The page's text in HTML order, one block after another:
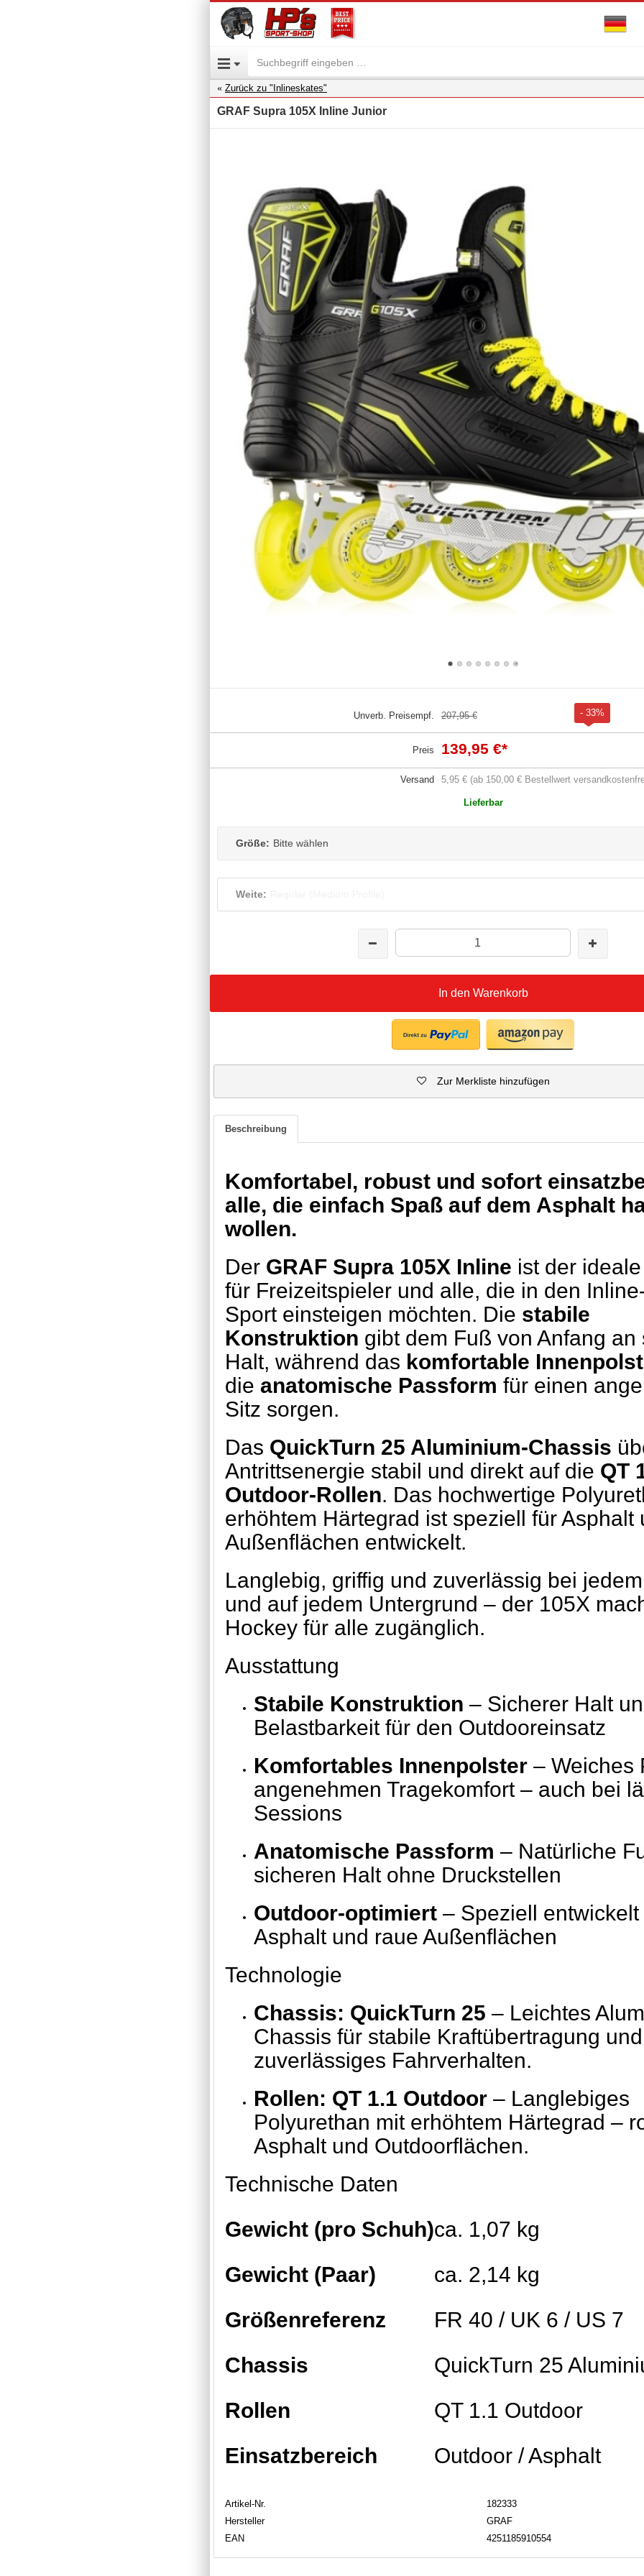
Zurück zu "Inlineskates"
GRAF Supra 105X Inline Junior
Unverb. Preisempf. 207,95 € - 33%
Preis 139,95 €*
Versand 5,95 € (ab 150,00 € Bestellwert
Lieferbar
Größe: Bitte wählen
Weite:
In den Warenkorb
Zur Merkliste hinzufügen
Beschreibung
Komfortabel, robust und sofort
alle, die einfach Spaß auf dem Asphalt
wollen.
Der GRAF Supra 105X Inline ist der
für Freizeitspieler und alle, die in den
Sport einsteigen möchten. Die stabile
Konstruktion gibt dem Fuß von Anfang an
Halt, während das komfortable
die anatomische Passform für einen
Sitz sorgen.
Das QuickTurn 25 Aluminium-Chassis
Antrittsenergie stabil und direkt auf die QT
Outdoor-Rollen. Das hochwertige
erhöhtem Härtegrad ist speziell für Asphalt
Außenflächen entwickelt.
Langlebig, griffig und zuverlässig bei
und auf jedem Untergrund – der 105X
Hockey für alle zugänglich.
Ausstattung
Stabile Konstruktion – Sicherer Halt
Belastbarkeit für den Outdooreinsatz
Komfortables Innenpolster – Weiches
angenehmen Tragekomfort – auch bei
Sessions
Anatomische Passform – Natürliche
sicheren Halt ohne Druckstellen
Outdoor-optimiert – Speziell entwickelt
Asphalt und raue Außenflächen
Technologie
Chassis: QuickTurn 25 – Leichtes
Chassis für stabile Kraftübertragung und
zuverlässiges Fahrverhalten.
Rollen: QT 1.1 Outdoor – Langlebiges
Polyurethan mit erhöhtem Härtegrad –
Asphalt und Outdoorflächen.
Technische Daten
Gewicht (pro Schuh)ca. 1,07 kg
Gewicht (Paar)
ca. 2,14 kg
Größenreferenz
FR 40 / UK 6 / US 7
Chassis
QuickTurn 25
Rollen
QT 1.1 Outdoor
Einsatzbereich
Outdoor / Asphalt
Artikel-Nr.
182333
Hersteller
GRAF
EAN
4251185910554